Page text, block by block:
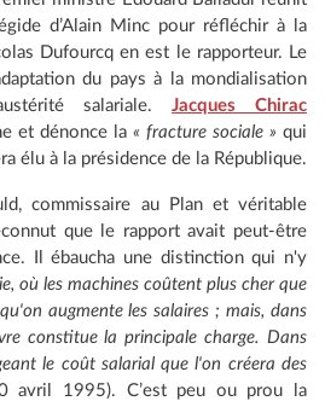
d’Alain Minc pour réfléchir à la
Dufourcq en est le rapporteur. Le
du pays à la mondialisation
salariale.Jacques Chirac
et dénonce la « fracture sociale » qui
élu à la présidence de la République.
commissaire au Plan et véritable
que le rapport avait peut-être
Il ébaucha une distinction qui n'y
où les machines coûtent plus cher que
augmente les salaires ; mais, dans
constitue la principale charge. Dans
le coût salarial que l'on créera des
avril 1995). C’est peu ou prou la